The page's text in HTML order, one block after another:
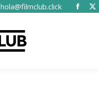
hola@filmclub.click